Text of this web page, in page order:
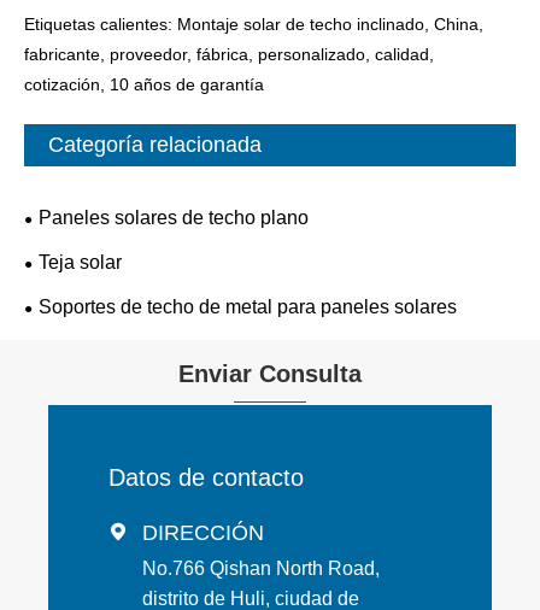
Etiquetas calientes: Montaje solar de techo inclinado, China,
fabricante, proveedor, fábrica, personalizado, calidad,
cotización, 10 años de garantía
Categoría relacionada
Paneles solares de techo plano
Teja solar
Soportes de techo de metal para paneles solares
Enviar Consulta
Datos de contacto
 DIRECCIÓN
No.766 Qishan North Road,
distrito de Huli, ciudad de